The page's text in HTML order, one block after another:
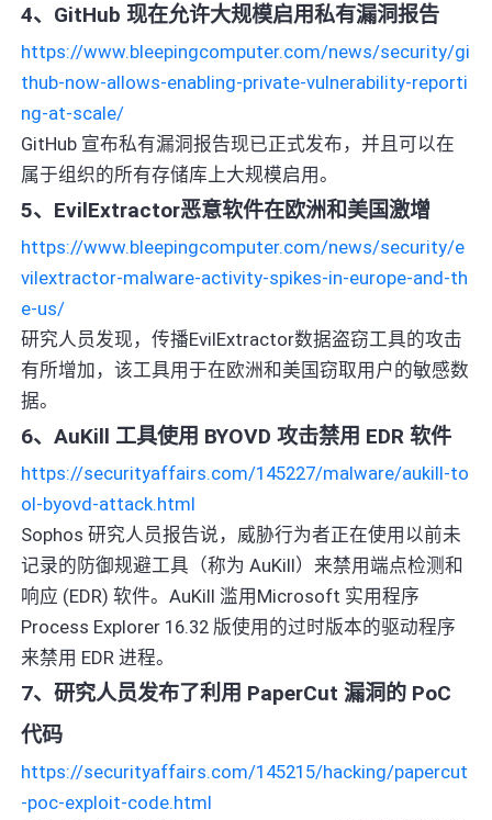
4、GitHub 现在允许大规模启用私有漏洞报告
https://www.bleepingcomputer.com/news/security/gi
thub-now-allows-enabling-private-vulnerability-reporti
ng-at-scale/
GitHub 宣布私有漏洞报告现已正式发布，并且可以在
属于组织的所有存储库上大规模启用。
5、EvilExtractor恶意软件在欧洲和美国激增
https://www.bleepingcomputer.com/news/security/e
vilextractor-malware-activity-spikes-in-europe-and-th
e-us/
研究人员发现，传播EvilExtractor数据盗窃工具的攻击
有所增加，该工具用于在欧洲和美国窃取用户的敏感数
据。
6、AuKill 工具使用 BYOVD 攻击禁用 EDR 软件
https://securityaffairs.com/145227/malware/aukill-to
ol-byovd-attack.html
Sophos 研究人员报告说，威胁行为者正在使用以前未
记录的防御规避工具（称为 AuKill）来禁用端点检测和
响应 (EDR) 软件。AuKill 滥用Microsoft 实用程序
Process Explorer 16.32 版使用的过时版本的驱动程序
来禁用 EDR 进程。
7、研究人员发布了利用 PaperCut 漏洞的 PoC
代码
https://securityaffairs.com/145215/hacking/papercut
-poc-exploit-code.html